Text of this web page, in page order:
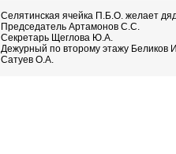
Селятинская ячейка П.Б.О. желает
Председатель Артамонов С.С.
Секретарь Щеглова Ю.А.
Дежурный по второму этажу Беликов
Сатуев О.А.